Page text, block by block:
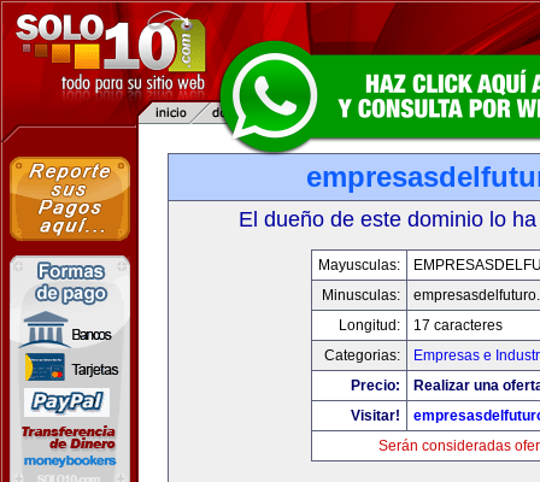
El dueño de este dominio lo
Mayusculas:
Minusculas:
Longitud:
17 caracteres
Categorias:
Empresas e
Precio:
Realizar una
Visitar!
Serán consideradas